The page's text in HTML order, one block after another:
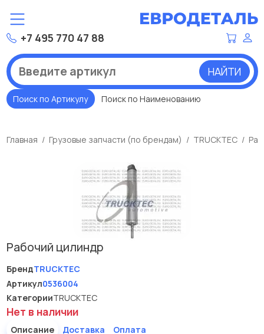
+7 495 770 47 88
НАЙТИ
Поиск по Артикулу Поиск по Наименованию
Главная Грузовые запчасти (по брендам) TRUCKTEC
Рабочий цилиндр
БрендTRUCKTEC
Артикул0536004
КатегорииTRUCKTEC
Нет в наличии
Описание Доставка Оплата